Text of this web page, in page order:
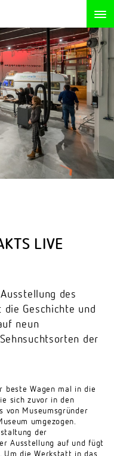
LIVE
des
die Geschichte und
neun
der
beste Wagen mal in die
sich zuvor in den
von Museumsgründer
umgezogen.
der
Ausstellung auf und fügt
Um die Werkstatt in das